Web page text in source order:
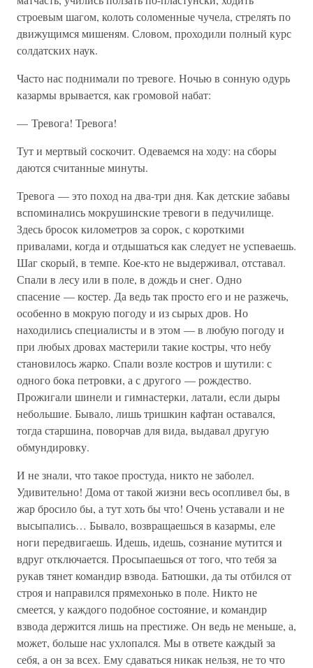
строевым шагом, колоть соломенные чучела, стрелять по
движущимся мишеням. Словом, проходили полный курс
солдатских наук.
Часто нас поднимали по тревоге. Ночью в сонную одурь
казармы врывается, как громовой набат:
— Тревога! Тревога!
Тут и мертвый соскочит. Одеваемся на ходу: на сборы
даются считанные минуты.
Тревога — это поход на два-три дня. Как детские забавы
вспоминались мокрушинские тревоги в педучилище.
Здесь бросок километров за сорок, с короткими
привалами, когда и отдышаться как следует не успеваешь.
Шаг скорый, в темпе. Кое-кто не выдерживал, отставал.
Спали в лесу или в поле, в дождь и снег. Одно
спасение — костер. Да ведь так просто его и не разжечь,
особенно в мокрую погоду и из сырых дров. Но
находились специалисты и в этом — в любую погоду и
при любых дровах мастерили такие костры, что небу
становилось жарко. Спали возле костров и шутили: с
одного бока петровки, а с другого — рождество.
Прожигали шинели и гимнастерки, латали, если дыры
небольшие. Бывало, лишь тришкин кафтан оставался,
тогда старшина, поворчав для вида, выдавал другую
обмундировку.
И не знали, что такое простуда, никто не заболел.
Удивительно! Дома от такой жизни весь осопливел бы, в
жар бросило бы, а тут хоть бы что! Очень уставали и не
высыпались… Бывало, возвращаешься в казармы, еле
ноги передвигаешь. Идешь, идешь, сознание мутится и
вдруг отключается. Просыпаешься от того, что тебя за
рукав тянет командир взвода. Батюшки, да ты отбился от
строя и направился прямехонько в поле. Никто не
смеется, у каждого подобное состояние, и командир
взвода держится лишь на престиже. Он ведь не меньше, а,
может, больше нас ухлопался. Мы в ответе каждый за
себя, а он за всех. Ему сдаваться никак нельзя, не то что